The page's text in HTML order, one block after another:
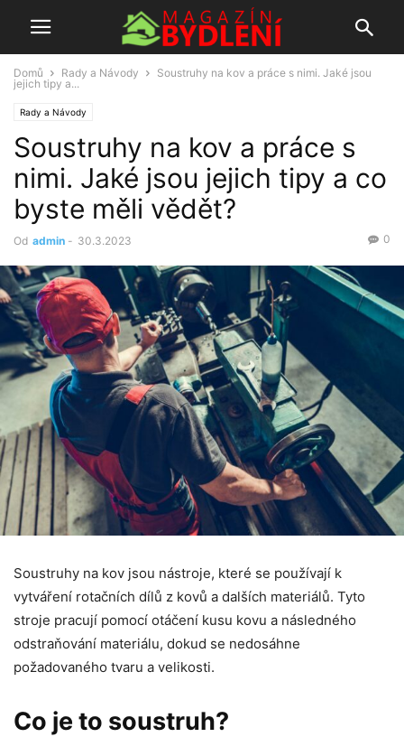
Domů Rady a Návody
Soustruhy na kov a práce s nimi. Jaké jsou
jejich tipy a...
Rady a Návody
Soustruhy na kov a práce s
nimi. Jaké jsou jejich tipy a co
byste měli vědět?
Od admin - 30.3.2023 0
Soustruhy na kov jsou nástroje, které se používají k
vytváření rotačních dílů z kovů a dalších materiálů. Tyto
stroje pracují pomocí otáčení kusu kovu a následného
odstraňování materiálu, dokud se nedosáhne
požadovaného tvaru a velikosti.
Co je to soustruh?